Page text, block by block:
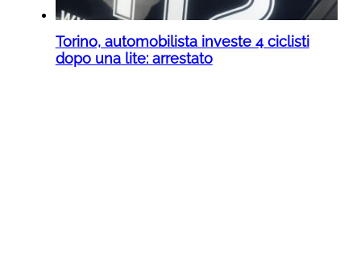
Torino, automobilista investe 4 ciclisti
dopo una lite: arrestato